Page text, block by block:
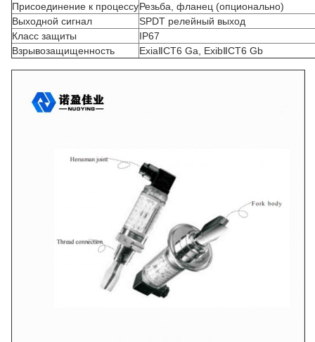
Присоединение к процессуРезьба, фланец (опционально)
Выходной сигнал
SPDT релейный выход
Класс защиты
IP67
Взрывозащищенность
ExiaⅡCT6 Ga, ExibⅡCT6 Gb